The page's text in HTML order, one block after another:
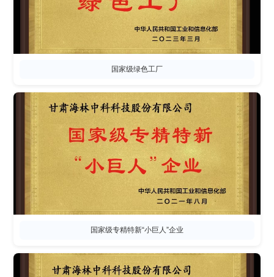
国家级绿色工厂
国家级专精特新“小巨人”企业